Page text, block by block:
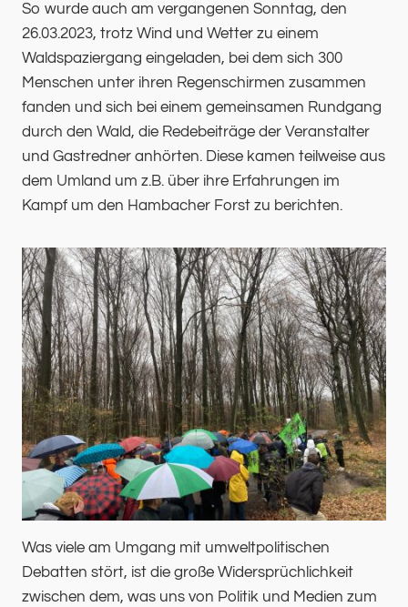
So wurde auch am vergangenen Sonntag, den
26.03.2023, trotz Wind und Wetter zu einem
Waldspaziergang eingeladen, bei dem sich 300
Menschen unter ihren Regenschirmen zusammen
fanden und sich bei einem gemeinsamen Rundgang
durch den Wald, die Redebeiträge der Veranstalter
und Gastredner anhörten. Diese kamen teilweise aus
dem Umland um z.B. über ihre Erfahrungen im
Kampf um den Hambacher Forst zu berichten.
Was viele am Umgang mit umweltpolitischen
Debatten stört, ist die große Widersprüchlichkeit
zwischen dem, was uns von Politik und Medien zum